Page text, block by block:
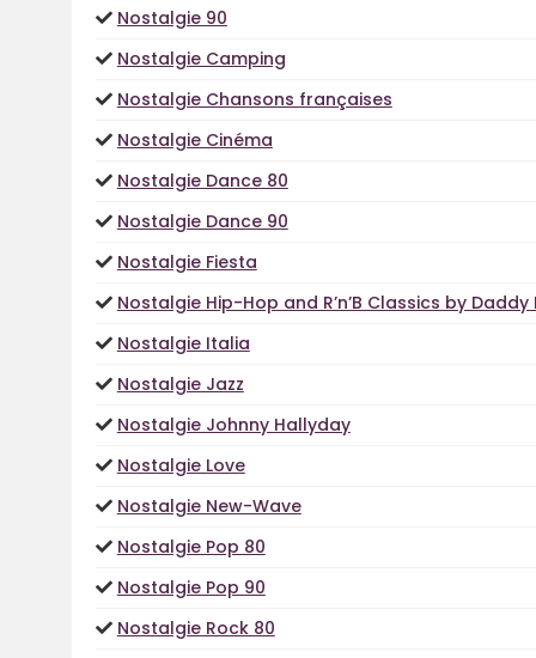
Nostalgie 90
Nostalgie Camping
Nostalgie Chansons françaises
Nostalgie Cinéma
Nostalgie Dance 80
Nostalgie Dance 90
Nostalgie Fiesta
Nostalgie Hip-Hop and R’n’B Classics by Daddy
Nostalgie Italia
Nostalgie Jazz
Nostalgie Johnny Hallyday
Nostalgie Love
Nostalgie New-Wave
Nostalgie Pop 80
Nostalgie Pop 90
Nostalgie Rock 80